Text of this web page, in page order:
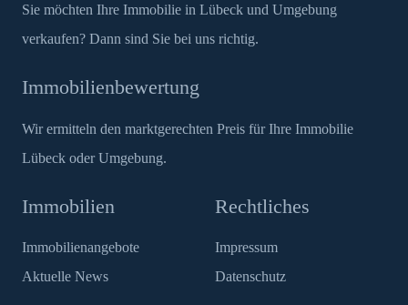
Sie möchten Ihre Immobilie in Lübeck und Umgebung
verkaufen? Dann sind Sie bei uns richtig.
Immobilien
Immobilienangebote
Aktuelle News
Immobilienbewertung
Wir ermitteln den marktgerechten Preis für Ihre Immobilie
Lübeck oder Umgebung.
Rechtliches
Impressum
Datenschutz